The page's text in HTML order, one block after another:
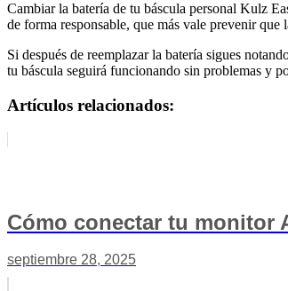
Cambiar la batería de tu báscula personal Kulz
de forma responsable, que más vale prevenir que
Si después de reemplazar la batería sigues
tu báscula seguirá funcionando sin problemas y
Artículos relacionados:
Cómo conectar tu monitor
septiembre 28, 2025